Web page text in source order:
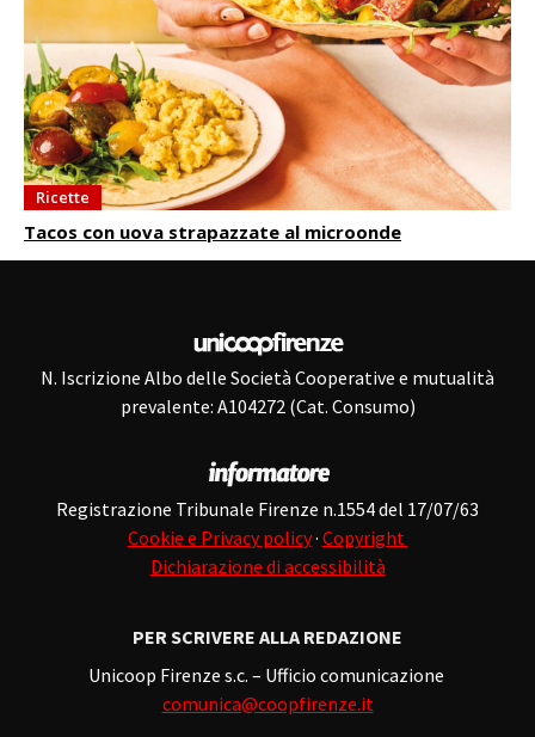
Ricette
Tacos con uova strapazzate al microonde
N. Iscrizione Albo delle Società Cooperative e mutualità
prevalente: A104272 (Cat. Consumo)
Registrazione Tribunale Firenze n.1554 del 17/07/63
Cookie e Privacy policy· Copyright
Dichiarazione di accessibilità
PER SCRIVERE ALLA REDAZIONE
Unicoop Firenze s.c. – Ufficio comunicazione
comunica@coopfirenze.it